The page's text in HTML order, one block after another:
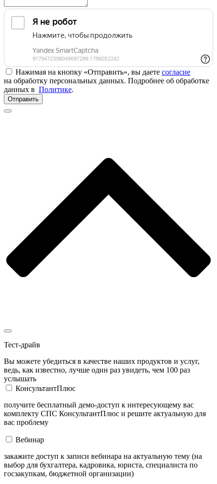
Нажимая на кнопку «Отправить», вы даете согласие
на обработку персональных данных. Подробнее об обработке
данных в Политике.
Отправить
Тест-драйв
Вы можете убедиться в качестве наших продуктов и услуг,
ведь, как известно, лучше один раз увидеть, чем 100 раз
услышать
КонсультантПлюс
получите бесплатный демо-доступ к интересующему вас
комплекту СПС КонсультантПлюс и решите актуальную для
вас проблему
Вебинар
закажите доступ к записи вебинара на актуальную тему (на
выбор для бухгалтера, кадровика, юриста, специалиста по
госзакупкам, бюджетной организации)